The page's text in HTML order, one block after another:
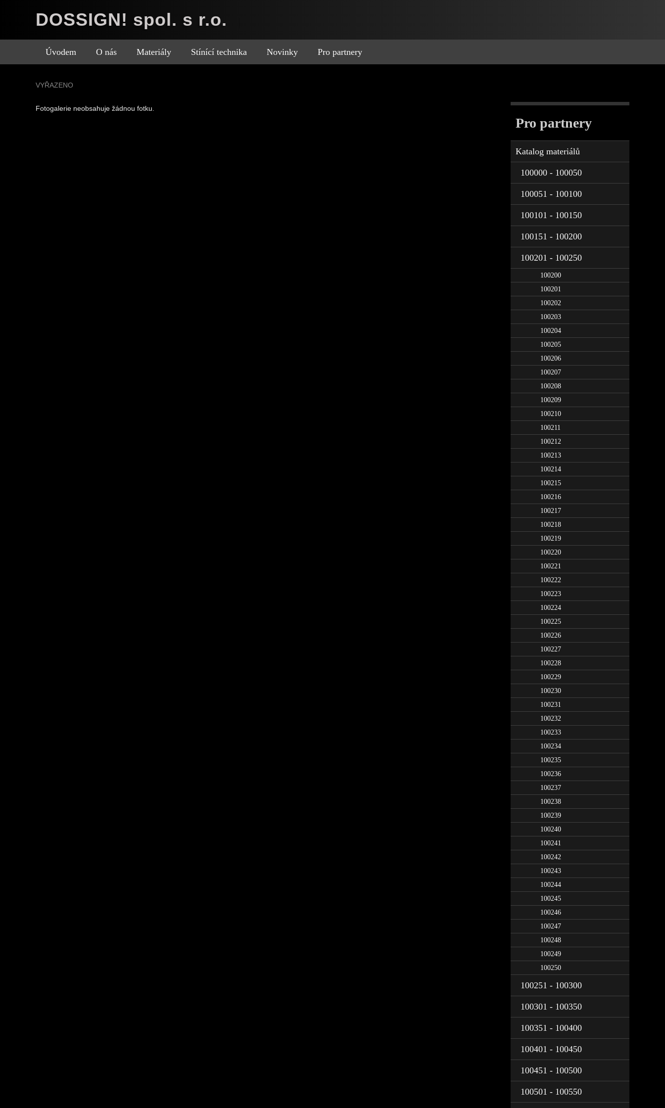
DOSSIGN! spol. s r.o.
Úvodem O nás Materiály Stínící technika Novinky Pro partnery
Pro partnery
Katalog materiálů
100000 - 100050
100051 - 100100
100101 - 100150
100151 - 100200
100201 - 100250
100200
100201
100202
100203
100204
100205
100206
100207
100208
100209
100210
100211
100212
100213
100214
100215
100216
100217
100218
100219
100220
100221
100222
100223
100224
100225
100226
100227
100228
100229
100230
100231
100232
100233
100234
100235
100236
100237
100238
100239
100240
100241
100242
100243
100244
100245
100246
100247
100248
100249
100250
100251 - 100300
100301 - 100350
100351 - 100400
100401 - 100450
100451 - 100500
100501 - 100550
VYŘAZENO
Fotogalerie neobsahuje žádnou fotku.